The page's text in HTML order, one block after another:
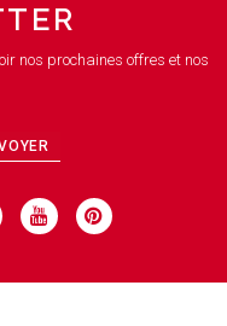
nos prochaines offres et nos